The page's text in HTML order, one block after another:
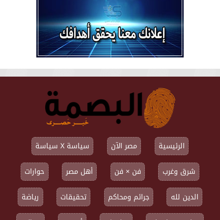
الرئيسية مصر الآن
سياسة X سياسة
شرق وغرب
فن × فن أهل مصر
حوارات
الدين لله
جرائم ومحاكم تحقيقات
رياضة